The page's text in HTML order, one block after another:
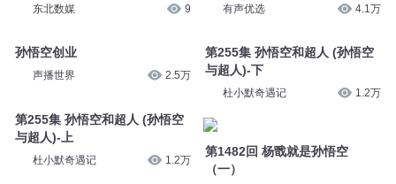
东北数媒 9
孙悟空创业
声播世界 2.5万
第255集 孙悟空和超人 (孙悟空
与超人)-上
杜小默奇遇记 1.2万
有声优选 4.1万
第255集 孙悟空和超人 (孙悟空
与超人)-下
杜小默奇遇记 1.2万
第1482回 杨戬就是孙悟空
（一）